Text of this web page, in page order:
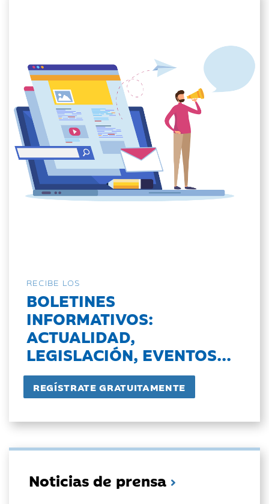
RECIBE LOS
BOLETINES
INFORMATIVOS:
ACTUALIDAD,
LEGISLACIÓN, EVENTOS...
Noticias de prensa